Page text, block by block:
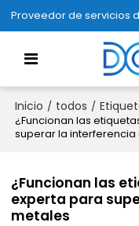
Proveedor de servicios
Inicio / todos /
¿Funcionan las
superar la
¿Funcionan las
experta para
metales